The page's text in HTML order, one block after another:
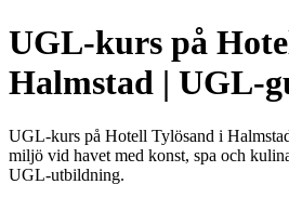
UGL-kurs på
Halmstad | UGL-
UGL-kurs på Hotell Tylösand i
miljö vid havet med konst, spa och
UGL-utbildning.